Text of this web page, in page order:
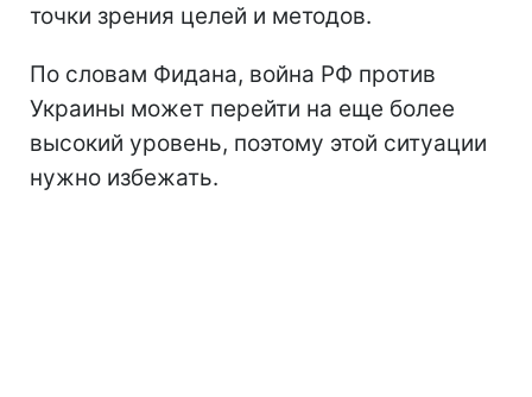
точки зрения целей и методов.
По словам Фидана, война РФ против
Украины может перейти на еще более
высокий уровень, поэтому этой ситуации
нужно избежать.